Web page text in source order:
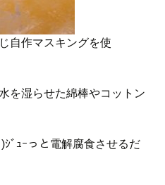
自作マスキングを使
を湿らせた綿棒やコットン
ｼﾞｭｰっと電解腐食させるだ